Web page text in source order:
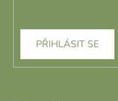
PŘIHLÁSIT SE